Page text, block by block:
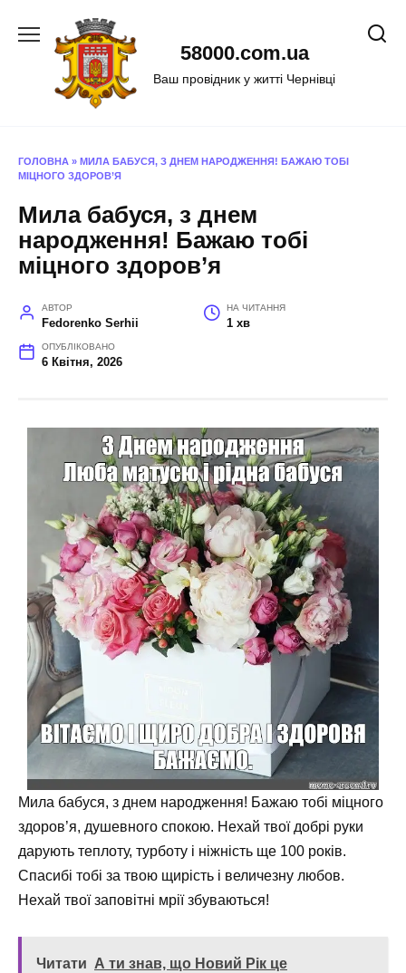
58000.com.ua
Ваш провідник у житті Чернівці
ГОЛОВНА » МИЛА БАБУСЯ, З ДНЕМ НАРОДЖЕННЯ! БАЖАЮ ТОБІ
МІЦНОГО ЗДОРОВ’Я
Мила бабуся, з днем
народження! Бажаю тобі
міцного здоров’я
АВТОР
Fedorenko Serhii
НА ЧИТАННЯ
1 хв
ОПУБЛІКОВАНО
6 Квітня, 2026
Мила бабуся, з днем народження! Бажаю тобі міцного
здоров’я, душевного спокою. Нехай твої добрі руки
дарують теплоту, турботу і ніжність ще 100 років.
Спасибі тобі за твою щирість і величезну любов.
Нехай твої заповітні мрії збуваються!
Читати А ти знав, що Новий Рік це